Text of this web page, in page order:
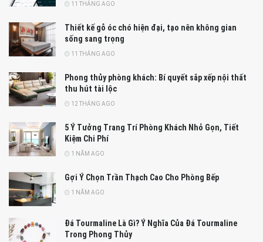
11 THÁNG AGO
Thiết kế gỗ óc chó hiện đại, tạo nên không gian
sống sang trọng
11 THÁNG AGO
Phong thủy phòng khách: Bí quyết sắp xếp nội thất
thu hút tài lộc
12 THÁNG AGO
5 Ý Tưởng Trang Trí Phòng Khách Nhỏ Gọn, Tiết
Kiệm Chi Phí
1 NĂM AGO
Gợi Ý Chọn Trần Thạch Cao Cho Phòng Bếp
1 NĂM AGO
Đá Tourmaline Là Gì? Ý Nghĩa Của Đá Tourmaline
Trong Phong Thủy